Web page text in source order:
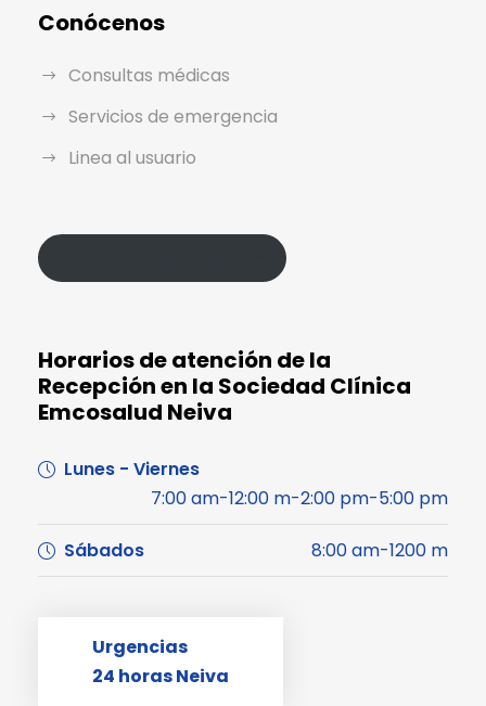
Conócenos
Consultas médicas
Servicios de emergencia
Linea al usuario
Horarios de atención de la
Recepción en la Sociedad Clínica
Emcosalud Neiva
Lunes - Viernes
7:00 am-12:00 m-2:00 pm-5:00 pm
Sábados 8:00 am-1200 m
Urgencias
24 horas Neiva